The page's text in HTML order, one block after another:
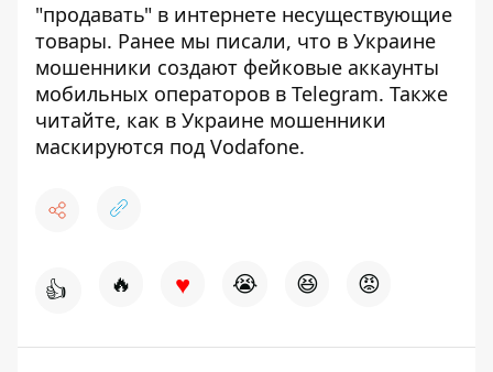
"продавать" в интернете несуществующие
товары. Ранее мы писали, что в Украине
мошенники создают фейковые аккаунты
мобильных операторов в Telegram. Также
читайте, как в Украине мошенники
маскируются под Vodafone.
👍 🔥 ♥ 😭 😆 😡